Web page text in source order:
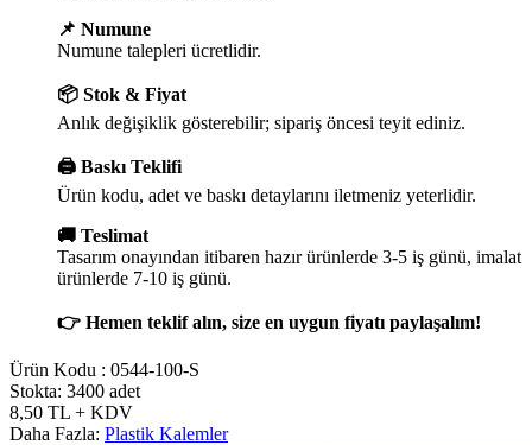
📌 Numune
Numune talepleri ücretlidir.
📦 Stok & Fiyat
Anlık değişiklik gösterebilir; sipariş öncesi teyit ediniz.
🖨️ Baskı Teklifi
Ürün kodu, adet ve baskı detaylarını iletmeniz yeterlidir.
🚚 Teslimat
Tasarım onayından itibaren hazır ürünlerde 3-5 iş günü, imalat
ürünlerde 7-10 iş günü.
👉 Hemen teklif alın, size en uygun fiyatı paylaşalım!
Ürün Kodu : 0544-100-S
Stokta: 3400 adet
8,50 TL + KDV
Daha Fazla: Plastik Kalemler